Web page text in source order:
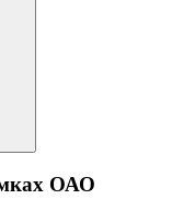
ОАО